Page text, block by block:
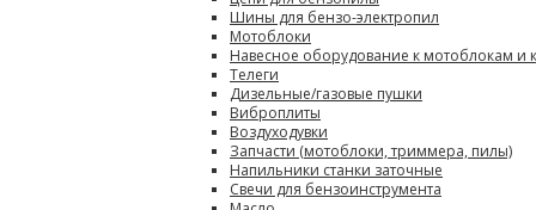
Шины для бензо-электропил
Мотоблоки
Навесное оборудование к мотоблокам и
Телеги
Дизельные/газовые пушки
Виброплиты
Воздуходувки
Запчасти (мотоблоки, триммера, пилы)
Напильники станки заточные
Свечи для бензоинструмента